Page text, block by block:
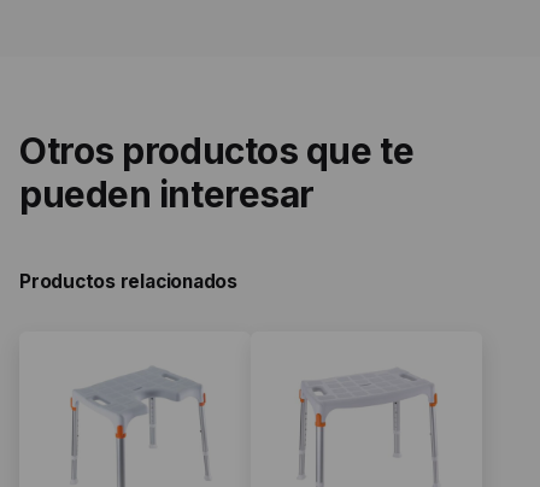
Otros productos que te
pueden interesar
Productos relacionados